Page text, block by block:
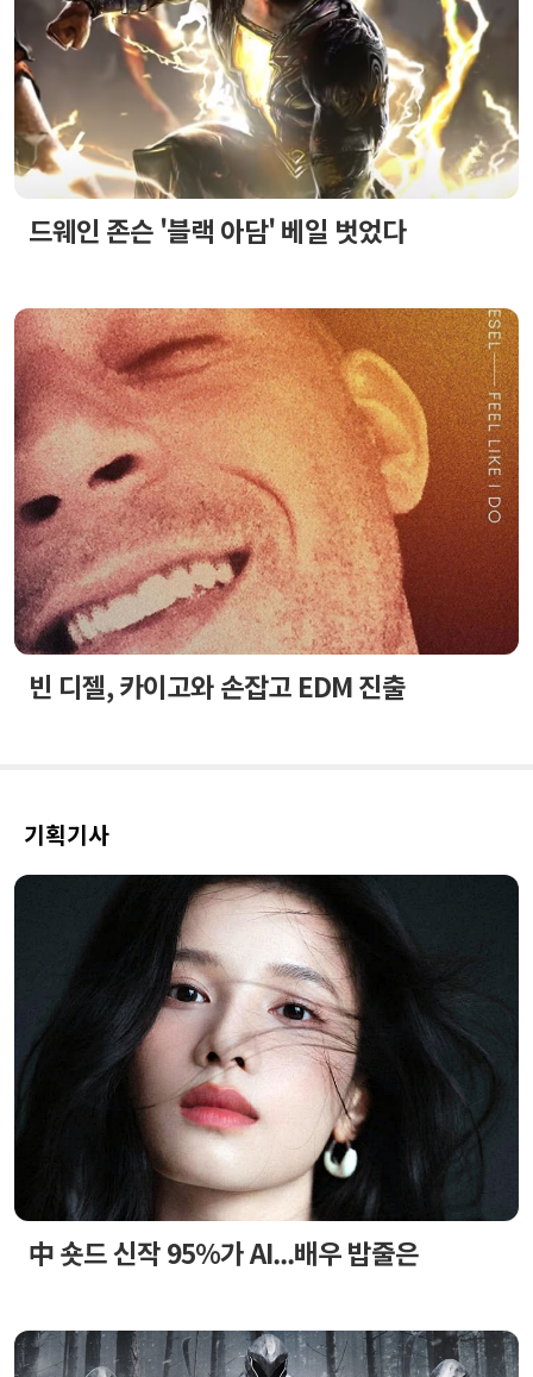
드웨인 존슨 '블랙 아담' 베일 벗었다
빈 디젤, 카이고와 손잡고 EDM 진출
기획기사
中 숏드 신작 95%가 AI...배우 밥줄은